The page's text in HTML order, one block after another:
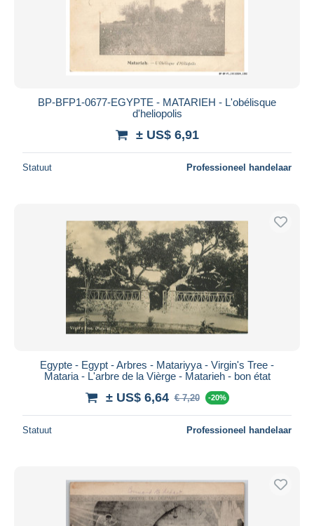
BP-BFP1-0677-EGYPTE - MATARIEH - L'obélisque
d'heliopolis
± US$ 6,91
Statuut Professioneel handelaar
Egypte - Egypt - Arbres - Matariyya - Virgin's Tree -
Mataria - L'arbre de la Vièrge - Matarieh - bon état
± US$ 6,64 € 7,20 -20%
Statuut Professioneel handelaar